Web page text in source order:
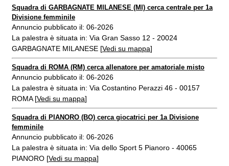
Squadra di GARBAGNATE MILANESE (MI) cerca centrale per 1a
Divisione femminile
Annuncio pubblicato il: 06-2026
La palestra è situata in: Via Gran Sasso 12 - 20024
GARBAGNATE MILANESE [Vedi su mappa]
Squadra di ROMA (RM) cerca allenatore per amatoriale misto
Annuncio pubblicato il: 06-2026
La palestra è situata in: Via Costantino Perazzi 46 - 00157
ROMA [Vedi su mappa]
Squadra di PIANORO (BO) cerca giocatrici per 1a Divisione
femminile
Annuncio pubblicato il: 06-2026
La palestra è situata in: Via dello Sport 5 Pianoro - 40065
PIANORO [Vedi su mappa]